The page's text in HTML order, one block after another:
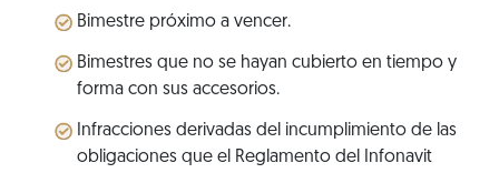
Bimestre próximo a vencer.
Bimestres que no se hayan cubierto en tiempo y
forma con sus accesorios.
Infracciones derivadas del incumplimiento de las
obligaciones que el Reglamento del Infonavit